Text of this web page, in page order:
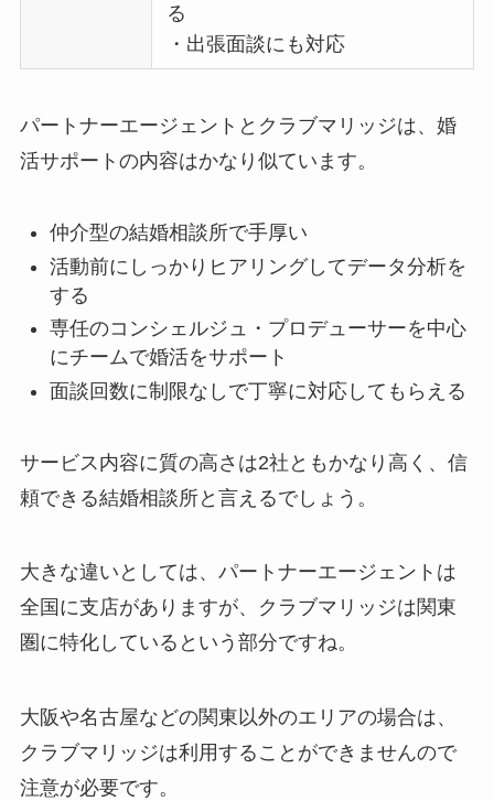
る
・出張面談にも対応
パートナーエージェントとクラブマリッジは、婚
活サポートの内容はかなり似ています。
仲介型の結婚相談所で手厚い
活動前にしっかりヒアリングしてデータ分析を
する
専任のコンシェルジュ・プロデューサーを中心
にチームで婚活をサポート
面談回数に制限なしで丁寧に対応してもらえる
サービス内容に質の高さは2社ともかなり高く、信
頼できる結婚相談所と言えるでしょう。
大きな違いとしては、パートナーエージェントは
全国に支店がありますが、クラブマリッジは関東
圏に特化しているという部分ですね。
大阪や名古屋などの関東以外のエリアの場合は、
クラブマリッジは利用することができませんので
注意が必要です。